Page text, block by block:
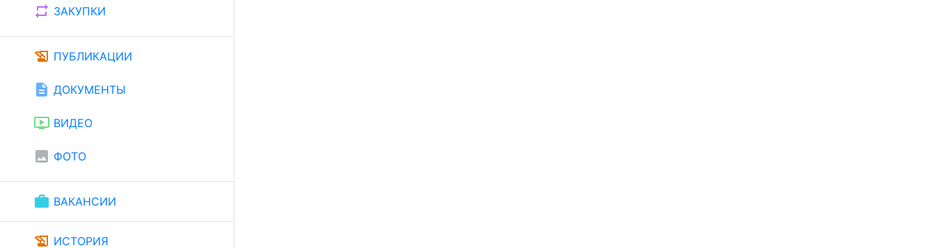
repeat ЗАКУПКИ
history_edu ПУБЛИКАЦИИ
description ДОКУМЕНТЫ
ondemand_video ВИДЕО
image ФОТО
work ВАКАНСИИ
history_edu ИСТОРИЯ